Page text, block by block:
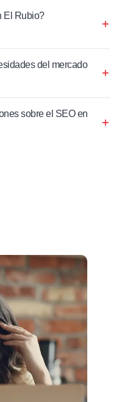
El Rubio?
del mercado
sobre el SEO en